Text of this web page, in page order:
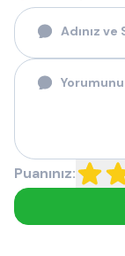
Puanınız: